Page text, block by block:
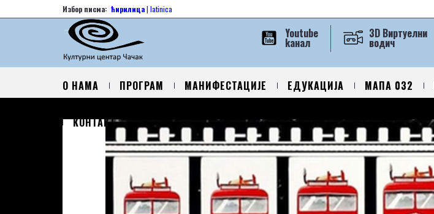
Избор писма: ћирилица| latinica
3D Виртуелни
водич
Youtube
kанал
О НАМА ПРОГРАМ МАНИФЕСТАЦИЈЕ ЕДУКАЦИЈА МАПА 032
КОНТАКТ